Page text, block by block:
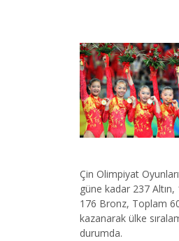
Çin Olimpiyat
güne kadar 237
176 Bronz, Toplam
kazanarak ülke
durumda.